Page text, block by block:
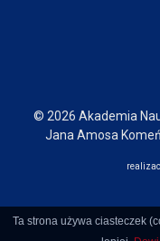
© 2026 Akademia
Jana Amosa
Ta strona używa ciasteczek